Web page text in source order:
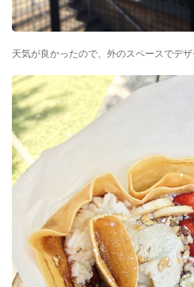
天気が良かったので、外のスペースでデ